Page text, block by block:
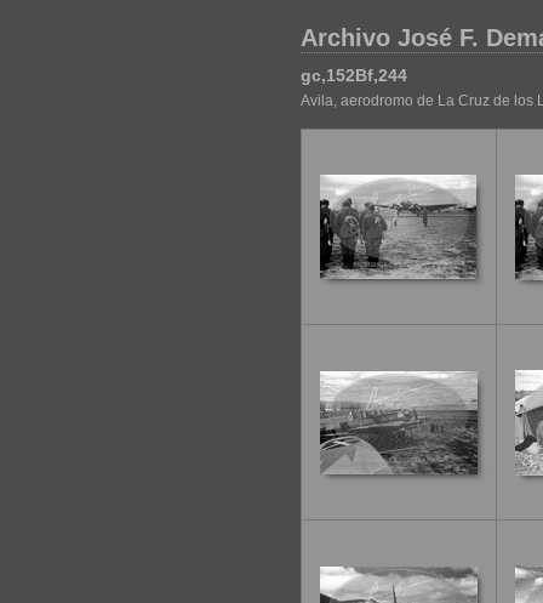
Archivo José F.
gc,152Bf,244
Avila, aerodromo de La Cruz de los